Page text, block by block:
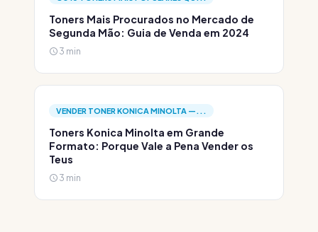
Toners Mais Procurados no Mercado de
Segunda Mão: Guia de Venda em 2024
3 min
VENDER TONER KONICA MINOLTA —...
Toners Konica Minolta em Grande
Formato: Porque Vale a Pena Vender os
Teus
3 min